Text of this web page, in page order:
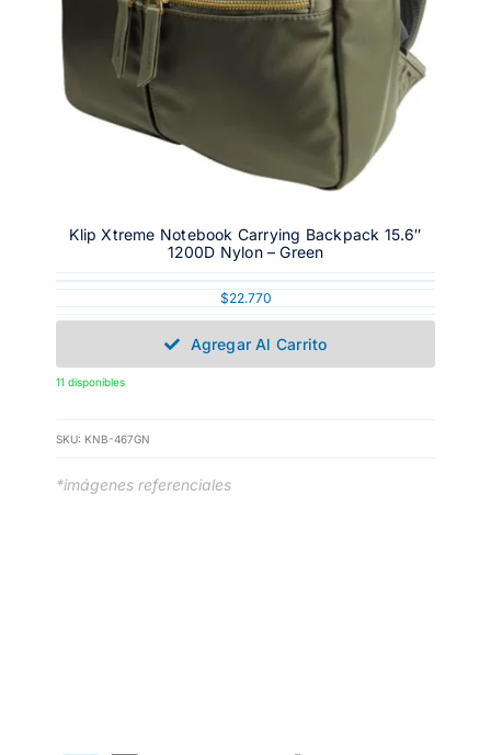
Klip Xtreme Notebook Carrying Backpack 15.6″
1200D Nylon – Green
$22.770
Agregar Al Carrito
11 disponibles
SKU: KNB-467GN
*imágenes referenciales